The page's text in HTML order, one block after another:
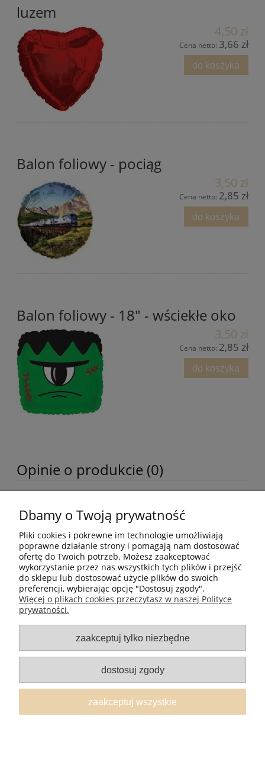
luzem
4,50 zł
Cena netto: 3,66 zł
do koszyka
Balon foliowy - pociąg
3,50 zł
Cena netto: 2,85 zł
do koszyka
Balon foliowy - 18" - wściekłe oko
3,50 zł
Cena netto: 2,85 zł
do koszyka
Opinie o produkcie (0)
Moje konto
Pomoc
Płatności i dostawa
Informacje
Sklep internetowy FlyAndSmile - oferujemy w sprzedaży balony
lateksowe, balony foliowe, hel balonowy, butle z helem i akcesoria do
balonów. Zajmujemy się również dzierżawą i napełnianiem butli z
helem gazowym. Nasza oferta obejmuje balony na urodziny, cyfry i
także serie okolicznościowe - na Halloween, Sylwestra, roczek, wieczór
panieński i kawalerski i wiele więcej.
Dbamy o Twoją prywatność
Pliki cookies i pokrewne im technologie umożliwiają
poprawne działanie strony i pomagają nam dostosować
ofertę do Twoich potrzeb. Możesz zaakceptować
wykorzystanie przez nas wszystkich tych plików i przejść
do sklepu lub dostosować użycie plików do swoich
preferencji, wybierając opcję "Dostosuj zgody".
Więcej o plikach cookies przeczytasz w naszej Polityce
prywatności.
zaakceptuj tylko niezbędne
dostosuj zgody
zaakceptuj wszystkie